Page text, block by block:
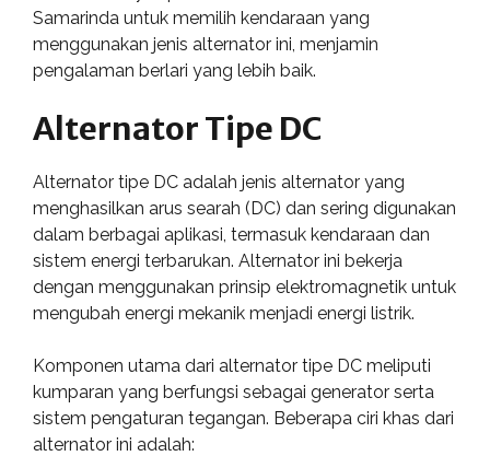
Samarinda untuk memilih kendaraan yang
menggunakan jenis alternator ini, menjamin
pengalaman berlari yang lebih baik.
Alternator Tipe DC
Alternator tipe DC adalah jenis alternator yang
menghasilkan arus searah (DC) dan sering digunakan
dalam berbagai aplikasi, termasuk kendaraan dan
sistem energi terbarukan. Alternator ini bekerja
dengan menggunakan prinsip elektromagnetik untuk
mengubah energi mekanik menjadi energi listrik.
Komponen utama dari alternator tipe DC meliputi
kumparan yang berfungsi sebagai generator serta
sistem pengaturan tegangan. Beberapa ciri khas dari
alternator ini adalah: